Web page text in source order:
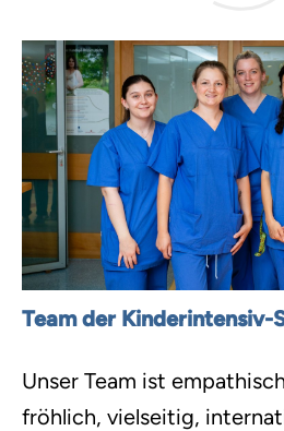
Team der Kinderintensiv-
Unser Team ist
fröhlich, vielseitig,